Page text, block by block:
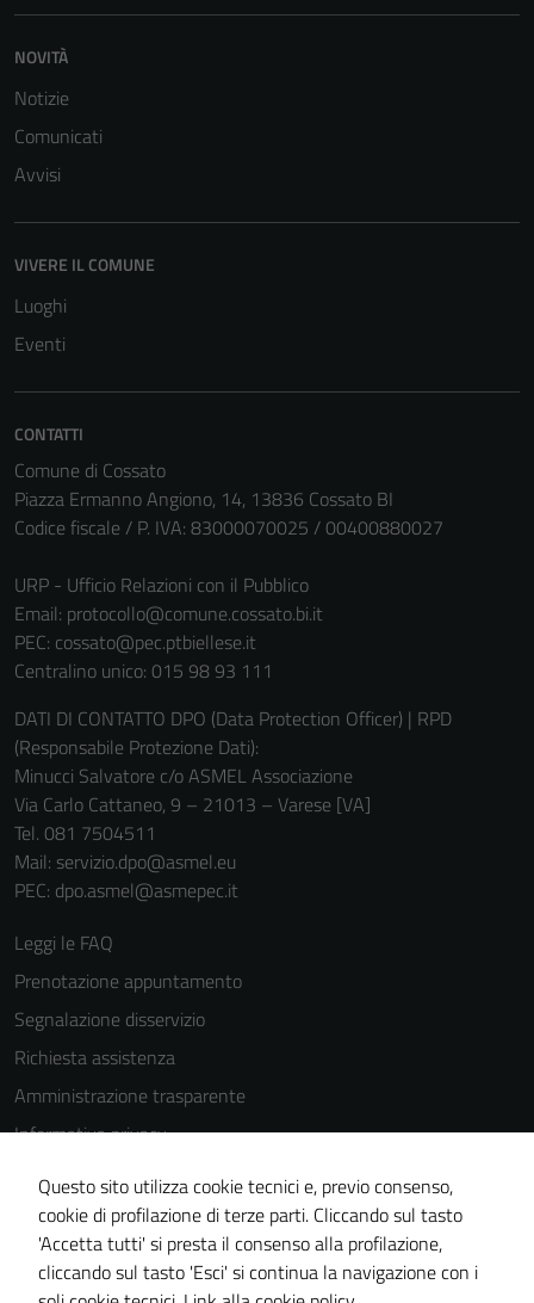
NOVITÀ
Notizie
Comunicati
Avvisi
VIVERE IL COMUNE
Luoghi
Eventi
CONTATTI
Comune di Cossato
Piazza Ermanno Angiono, 14, 13836 Cossato BI
Codice fiscale / P. IVA: 83000070025 / 00400880027
URP - Ufficio Relazioni con il Pubblico
Email: protocollo@comune.cossato.bi.it
PEC: cossato@pec.ptbiellese.it
Centralino unico: 015 98 93 111
DATI DI CONTATTO DPO (Data Protection Officer) | RPD
(Responsabile Protezione Dati):
Minucci Salvatore c/o ASMEL Associazione
Via Carlo Cattaneo, 9 – 21013 – Varese [VA]
Tel. 081 7504511
Mail: servizio.dpo@asmel.eu
PEC: dpo.asmel@asmepec.it
Leggi le FAQ
Prenotazione appuntamento
Segnalazione disservizio
Richiesta assistenza
Amministrazione trasparente
Informativa privacy
Note legali
Dichiarazione di accessibilità
Piano di miglioramento del sito
Questo sito utilizza cookie tecnici e, previo consenso,
cookie di profilazione di terze parti. Cliccando sul tasto
'Accetta tutti' si presta il consenso alla profilazione,
cliccando sul tasto 'Esci' si continua la navigazione con i